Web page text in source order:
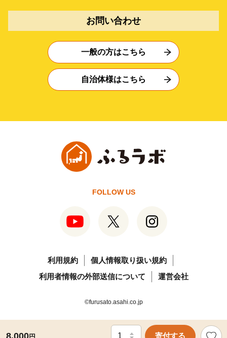
8,000 寄付する
お問い合わせ
一般の方はこちら
自治体様はこちら
FOLLOW US
利用規約
個人情報取り扱い規約
利用者情報の外部送信について
運営会社
©furusato.asahi.co.jp